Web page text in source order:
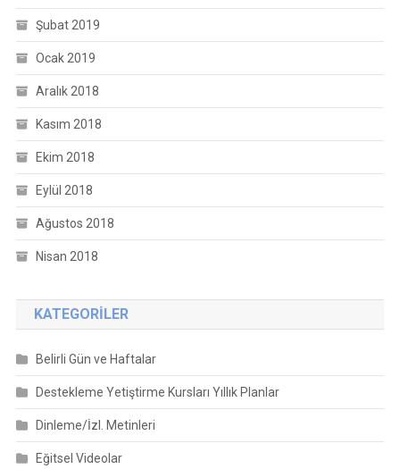
Şubat 2019
Ocak 2019
Aralık 2018
Kasım 2018
Ekim 2018
Eylül 2018
Ağustos 2018
Nisan 2018
KATEGORILER
Belirli Gün ve Haftalar
Destekleme Yetiştirme Kursları Yıllık Planlar
Dinleme/İzl. Metinleri
Eğitsel Videolar